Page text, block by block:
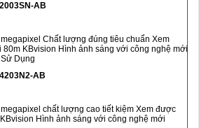
AB
Chất lượng đúng tiêu chuẩn Xem
KBvision Hình ảnh sáng với công nghệ mới
Dụng
AB
chất lượng cao tiết kiệm Xem được
Hình ảnh sáng với công nghệ mới